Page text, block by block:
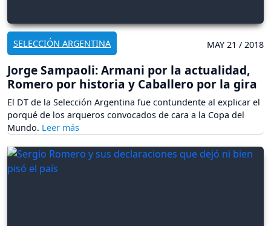
SELECCIÓN ARGENTINA MAY 21 / 2018
Jorge Sampaoli: Armani por la actualidad,
Romero por historia y Caballero por la gira
El DT de la Selección Argentina fue contundente al explicar el
porqué de los arqueros convocados de cara a la Copa del
Mundo.